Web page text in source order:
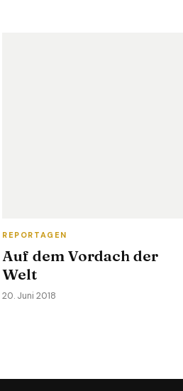
REPORTAGEN
Auf dem Vordach der
Welt
20. Juni 2018